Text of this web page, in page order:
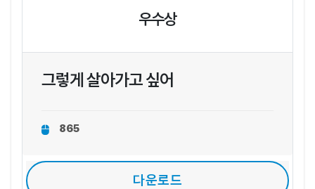
우수상
그렇게 살아가고 싶어
865
다운로드